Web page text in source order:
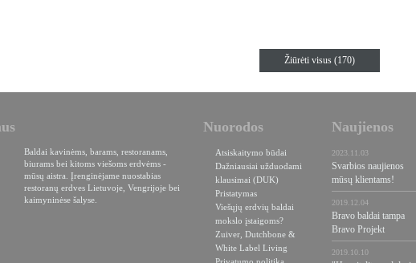
Žiūrėti visus (170)
Baldai kavinėms, barams, restoranams,
biurams bei kitoms viešoms erdvėms -
mūsų aistra. Įrenginėjame nuostabias
restoranų erdves Lietuvoje, Vengrijoje bei
kaimyninėse šalyse.
Nuorodos
Atsiskaitymo būdai
Dažniausiai užduodami
klausimai (DUK)
Pristatymas
Viešųjų erdvių baldai
mokslo įstaigoms?
Zuiver, Dutchbone &
White Label Living
Naujienos
2023.11.03
Svarbios naujienos
mūsų klientams!
2019.12.04
Bravo baldai tampa
Bravo Projekt
2019.10.10